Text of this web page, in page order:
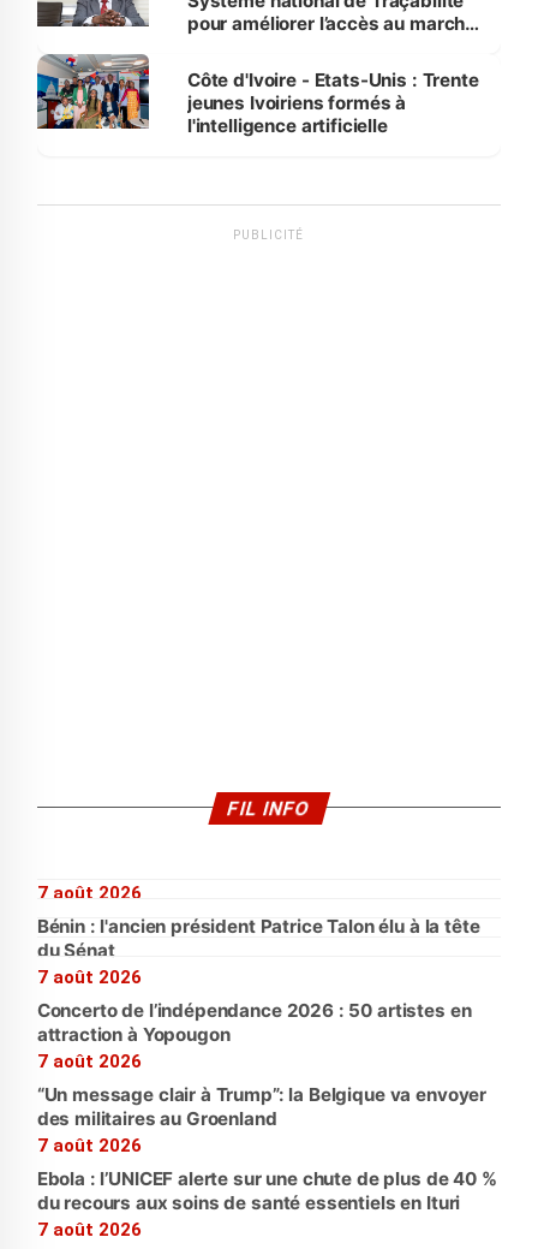
pour améliorer l’accès au marché
Côte d'Ivoire - Etats-Unis : Trente
jeunes Ivoiriens formés à
l'intelligence artificielle
PUBLICITÉ
FIL INFO
7 août 2026
Bénin : l'ancien président Patrice Talon élu à la tête
du Sénat
7 août 2026
Concerto de l’indépendance 2026 : 50 artistes en
attraction à Yopougon
7 août 2026
“Un message clair à Trump”: la Belgique va envoyer
des militaires au Groenland
7 août 2026
Ebola : l’UNICEF alerte sur une chute de plus de 40 %
du recours aux soins de santé essentiels en Ituri
7 août 2026